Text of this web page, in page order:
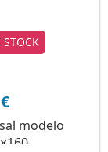
STOCK
€
modelo